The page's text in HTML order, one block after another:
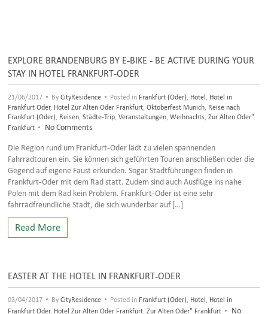
EXPLORE BRANDENBURG BY E-BIKE - BE ACTIVE DURING YOUR
STAY IN HOTEL FRANKFURT-ODER
21/06/2017 • ByCityResidence • Posted in Frankfurt (Oder) Hotel
Hotel in
Frankfurt Oder, Hotel Zur Alten Oder Frankfurt ,Oktoberfest Munich Reise nach
Frankfurt (Oder)
Reisen ,Städte-Trip ,Veranstaltungen ,Weihnachts ,Zur Alten Oder"
Frankfurt • No Comments
Die Region rund um Frankfurt-Oder lädt zu vielen spannenden
Fahrradtouren ein. Sie können sich geführten Touren anschließen oder die
Gegend auf eigene Faust erkunden. Sogar Stadtführungen finden in
Frankfurt-Oder mit dem Rad statt. Zudem sind auch Ausflüge ins nahe
Polen mit dem Rad kein Problem. Frankfurt-Oder ist eine sehr
fahrradfreundliche Stadt, die sich wunderbar auf […]
Read More
EASTER AT THE HOTEL IN FRANKFURT-ODER
03/04/2017 • ByCityResidence • Posted in Frankfurt (Oder) Hotel
Hotel in
Frankfurt Oder, Hotel Zur Alten Oder Frankfurt ,Zur Alten Oder" Frankfurt •
No